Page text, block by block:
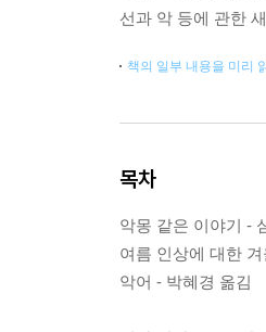
선과 악 등에 관한
책의 일부 내용을 미리
목차
악몽 같은 이야기 -
여름 인상에 대한
악어 - 박혜경 옮김